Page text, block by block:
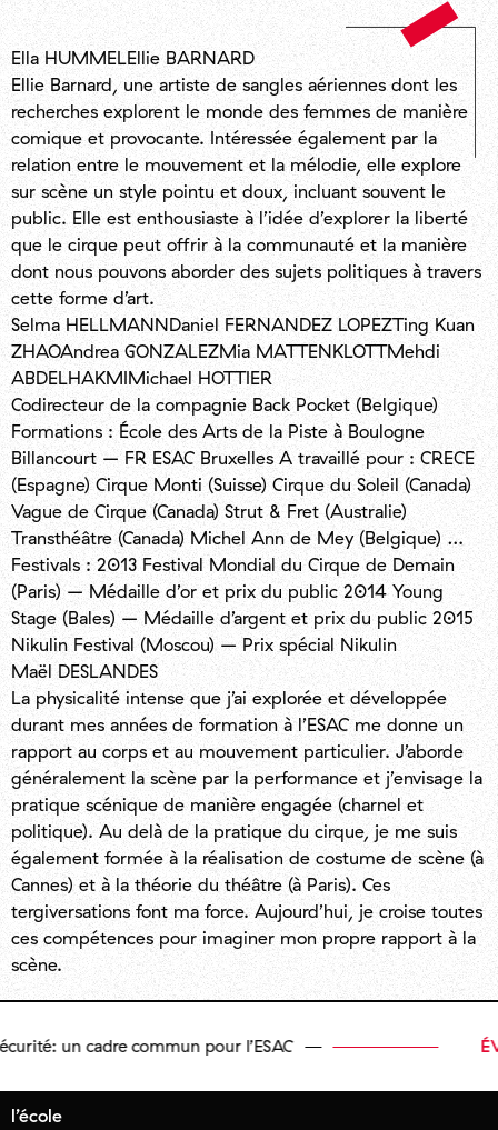
Ella HUMMELEllie BARNARD
Ellie Barnard, une artiste de sangles aériennes dont les
recherches explorent le monde des femmes de manière
comique et provocante. Intéressée également par la
relation entre le mouvement et la mélodie, elle explore
sur scène un style pointu et doux, incluant souvent le
public. Elle est enthousiaste à l’idée d’explorer la liberté
que le cirque peut offrir à la communauté et la manière
dont nous pouvons aborder des sujets politiques à travers
cette forme d’art.
Selma HELLMANNDaniel FERNANDEZ LOPEZTing Kuan
ZHAOAndrea GONZALEZMia MATTENKLOTTMehdi
ABDELHAKMIMichael HOTTIER
Codirecteur de la compagnie Back Pocket (Belgique)
Formations : École des Arts de la Piste à Boulogne
Billancourt – FR ESAC Bruxelles A travaillé pour : CRECE
(Espagne) Cirque Monti (Suisse) Cirque du Soleil (Canada)
Vague de Cirque (Canada) Strut & Fret (Australie)
Transthéâtre (Canada) Michel Ann de Mey (Belgique) …
Festivals : 2013 Festival Mondial du Cirque de Demain
(Paris) – Médaille d’or et prix du public 2014 Young
Stage (Bales) – Médaille d’argent et prix du public 2015
Nikulin Festival (Moscou) – Prix spécial Nikulin
Maël DESLANDES
La physicalité intense que j’ai explorée et développée
durant mes années de formation à l’ESAC me donne un
rapport au corps et au mouvement particulier. J’aborde
généralement la scène par la performance et j’envisage la
pratique scénique de manière engagée (charnel et
politique). Au delà de la pratique du cirque, je me suis
également formée à la réalisation de costume de scène (à
Cannes) et à la théorie du théâtre (à Paris). Ces
tergiversations font ma force. Aujourd’hui, je croise toutes
ces compétences pour imaginer mon propre rapport à la
scène.
un cadre commun pour l’ESAC
l’école